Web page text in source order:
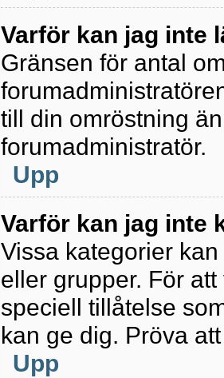
Varför kan jag inte
Gränsen för antal
till din omröstning
forumadministratör.
Upp
Varför kan jag inte
Vissa kategorier
eller grupper. För
speciell tillåtelse
kan ge dig. Pröva
Upp